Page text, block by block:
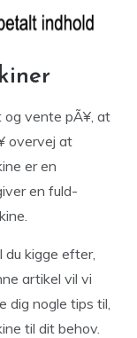
og vente pÃ¥, at
overvej at
er en
en fuld-
du kigge efter,
artikel vil vi
dig nogle tips til,
til dit behov.